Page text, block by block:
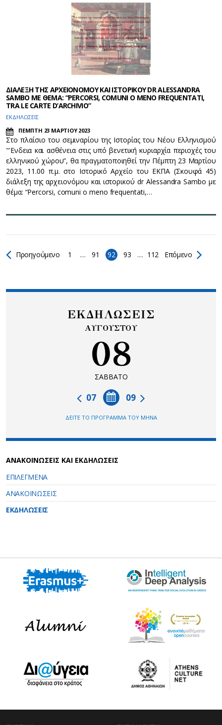
ΔΙΑΛΕΞΗ ΤΗΣ ΑΡΧΕΙΟΝΟΜΟΥ ΚΑΙ ΙΣΤΟΡΙΚΟΥ DR ALESSANDRA
SAMBO ΜΕ ΘΕΜΑ: “PERCORSI, COMUNI O MENO FREQUENTATI,
TRA LE CARTE D’ARCHIVIO”
ΕΚΔΗΛΩΣΕΙΣ
ΠΕΜΠΤΗ 23 ΜΑΡΤΙΟΥ 2023
Στο πλαίσιο του σεμιναρίου της Ιστορίας του Νέου Ελληνισμού
"'Ενδεια και ασθένεια στις υπό βενετική κυριαρχία περιοχές του
ελληνικού χώρου”, θα πραγματοποιηθεί την Πέμπτη 23 Μαρτίου
2023, 11.00 π.μ. στο Ιστορικό Αρχείο του ΕΚΠΑ (Σκουφά 45)
διάλεξη της αρχειονόμου και ιστορικού dr Alessandra Sambo με
θέμα: “Percorsi, comuni o meno frequentati,…
Προηγούμενο 1 .... 91 92 93 .... 112 Επόμενο
ΕΚΔΗΛΩΣΕΙΣ
ΑΥΓΟΥΣΤΟΥ
08
ΣΑΒΒΑΤΟ
09
07
ΔΕΙΤΕ ΤΟ ΠΡΟΓΡΑΜΜΑ ΤΟΥ ΜΗΝΑ
ΑΝΑΚΟΙΝΩΣΕΙΣ ΚΑΙ ΕΚΔΗΛΩΣΕΙΣ
ΕΠΙΛΕΓΜΕΝΑ
ΑΝΑΚΟΙΝΩΣΕΙΣ
ΕΚΔΗΛΩΣΕΙΣ